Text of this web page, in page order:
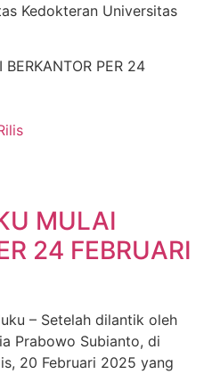
Kedokteran Universitas
MULAI
24 FEBRUARI
– Setelah dilantik oleh
Prabowo Subianto, di
20 Februari 2025 yang